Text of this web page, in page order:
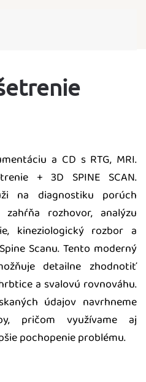
a CD s RTG, MRI.
+ 3D SPINE SCAN.
na diagnostiku porúch
rozhovor, analýzu
kineziologický rozbor a
Scanu. Tento moderný
detailne zhodnotiť
a svalovú rovnováhu.
údajov navrhneme
pričom využívame aj
pochopenie problému.